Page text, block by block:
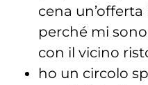
cena
perché mi
con il vicino
ho un circolo